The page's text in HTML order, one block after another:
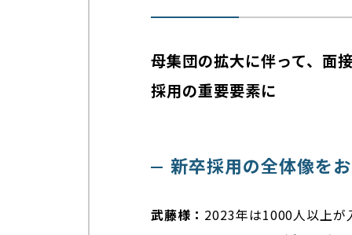
母集団の拡大に伴って、面
採用の重要要素に
新卒採用の全体像を
武藤様： 2023年は1000人以上が